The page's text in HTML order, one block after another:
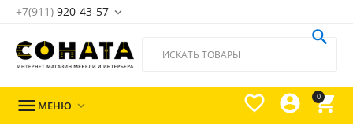
+7(911) 920-43-57 
0




 МЕНЮ 